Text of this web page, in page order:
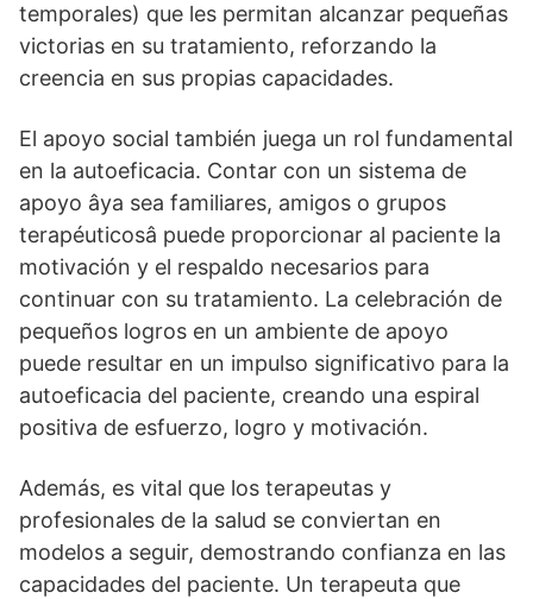
temporales) que les permitan alcanzar pequeñas
victorias en su tratamiento, reforzando la
creencia en sus propias capacidades.
El apoyo social también juega un rol fundamental
en la autoeficacia. Contar con un sistema de
apoyo âya sea familiares, amigos o grupos
terapéuticosâ puede proporcionar al paciente la
motivación y el respaldo necesarios para
continuar con su tratamiento. La celebración de
pequeños logros en un ambiente de apoyo
puede resultar en un impulso significativo para la
autoeficacia del paciente, creando una espiral
positiva de esfuerzo, logro y motivación.
Además, es vital que los terapeutas y
profesionales de la salud se conviertan en
modelos a seguir, demostrando confianza en las
capacidades del paciente. Un terapeuta que